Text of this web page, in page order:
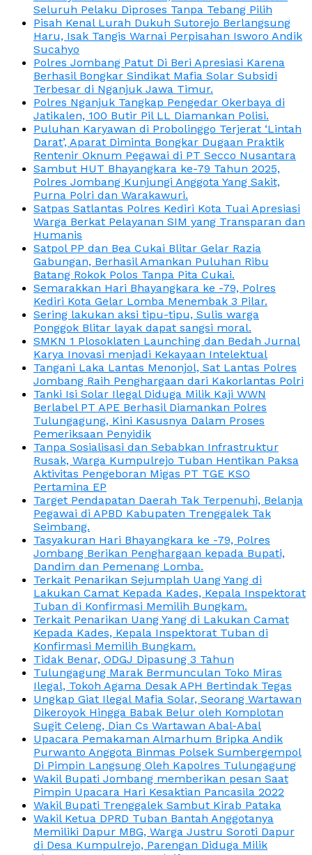
Seluruh Pelaku Diproses Tanpa Tebang Pilih
Pisah Kenal Lurah Dukuh Sutorejo Berlangsung
Haru, Isak Tangis Warnai Perpisahan Isworo Andik
Sucahyo
Polres Jombang Patut Di Beri Apresiasi Karena
Berhasil Bongkar Sindikat Mafia Solar Subsidi
Terbesar di Nganjuk Jawa Timur.
Polres Nganjuk Tangkap Pengedar Okerbaya di
Jatikalen, 100 Butir Pil LL Diamankan Polisi.
Puluhan Karyawan di Probolinggo Terjerat ‘Lintah
Darat’, Aparat Diminta Bongkar Dugaan Praktik
Rentenir Oknum Pegawai di PT Secco Nusantara
Sambut HUT Bhayangkara ke-79 Tahun 2025,
Polres Jombang Kunjungi Anggota Yang Sakit,
Purna Polri dan Warakawuri.
Satpas Satlantas Polres Kediri Kota Tuai Apresiasi
Warga Berkat Pelayanan SIM yang Transparan dan
Humanis
Satpol PP dan Bea Cukai Blitar Gelar Razia
Gabungan, Berhasil Amankan Puluhan Ribu
Batang Rokok Polos Tanpa Pita Cukai.
Semarakkan Hari Bhayangkara ke -79, Polres
Kediri Kota Gelar Lomba Menembak 3 Pilar.
Sering lakukan aksi tipu-tipu, Sulis warga
Ponggok Blitar layak dapat sangsi moral.
SMKN 1 Plosoklaten Launching dan Bedah Jurnal
Karya Inovasi menjadi Kekayaan Intelektual
Tangani Laka Lantas Menonjol, Sat Lantas Polres
Jombang Raih Penghargaan dari Kakorlantas Polri
Tanki Isi Solar Ilegal Diduga Milik Kaji WWN
Berlabel PT APE Berhasil Diamankan Polres
Tulungagung, Kini Kasusnya Dalam Proses
Pemeriksaan Penyidik
Tanpa Sosialisasi dan Sebabkan Infrastruktur
Rusak, Warga Kumpulrejo Tuban Hentikan Paksa
Aktivitas Pengeboran Migas PT TGE KSO
Pertamina EP
Target Pendapatan Daerah Tak Terpenuhi, Belanja
Pegawai di APBD Kabupaten Trenggalek Tak
Seimbang.
Tasyakuran Hari Bhayangkara ke -79, Polres
Jombang Berikan Penghargaan kepada Bupati,
Dandim dan Pemenang Lomba.
Terkait Penarikan Sejumplah Uang Yang di
Lakukan Camat Kepada Kades, Kepala Inspektorat
Tuban di Konfirmasi Memilih Bungkam.
Terkait Penarikan Uang Yang di Lakukan Camat
Kepada Kades, Kepala Inspektorat Tuban di
Konfirmasi Memilih Bungkam.
Tidak Benar, ODGJ Dipasung 3 Tahun
Tulungagung Marak Bermunculan Toko Miras
Ilegal, Tokoh Agama Desak APH Bertindak Tegas
Ungkap Giat Ilegal Mafia Solar, Seorang Wartawan
Dikeroyok Hingga Babak Belur oleh Komplotan
Sugit Celeng, Dian Cs Wartawan Abal-Abal
Upacara Pemakaman Almarhum Bripka Andik
Purwanto Anggota Binmas Polsek Sumbergempol
Di Pimpin Langsung Oleh Kapolres Tulungagung
Wakil Bupati Jombang memberikan pesan Saat
Pimpin Upacara Hari Kesaktian Pancasila 2022
Wakil Bupati Trenggalek Sambut Kirab Pataka
Wakil Ketua DPRD Tuban Bantah Anggotanya
Memiliki Dapur MBG, Warga Justru Soroti Dapur
di Desa Kumpulrejo, Parengan Diduga Milik